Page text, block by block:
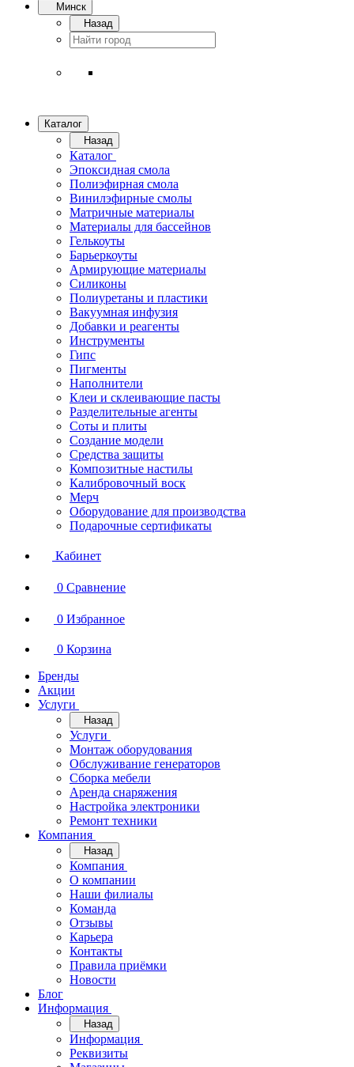
Минск
Назад
Каталог
Назад
Каталог
Эпоксидная смола
Полиэфирная смола
Винилэфирные смолы
Матричные материалы
Материалы для бассейнов
Гелькоуты
Барьеркоуты
Армирующие материалы
Силиконы
Полиуретаны и пластики
Вакуумная инфузия
Добавки и реагенты
Инструменты
Гипс
Пигменты
Наполнители
Клеи и склеивающие пасты
Разделительные агенты
Соты и плиты
Создание модели
Средства защиты
Композитные настилы
Калибровочный воск
Мерч
Оборудование для производства
Подарочные сертификаты
Кабинет
0 Сравнение
0 Избранное
0 Корзина
Бренды
Акции
Услуги
Назад
Услуги
Монтаж оборудования
Обслуживание генераторов
Сборка мебели
Аренда снаряжения
Настройка электроники
Ремонт техники
Компания
Назад
Компания
О компании
Наши филиалы
Команда
Отзывы
Карьера
Контакты
Правила приёмки
Новости
Блог
Информация
Назад
Информация
Реквизиты